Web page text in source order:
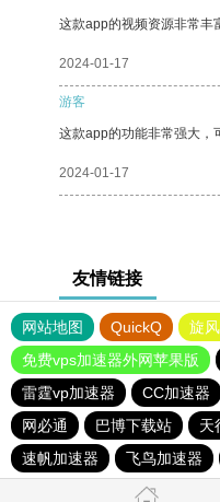
这款app的视频资源非常丰
2024-01-17
游客
这款app的功能非常强大，
2024-01-17
友情链接
网站地图 QuickQ 旋
免费vps加速器外网苹果版
雷霆vp加速器
CC加速器
网必通
巴博下载站 天
速帆加速器
飞鸟加速器